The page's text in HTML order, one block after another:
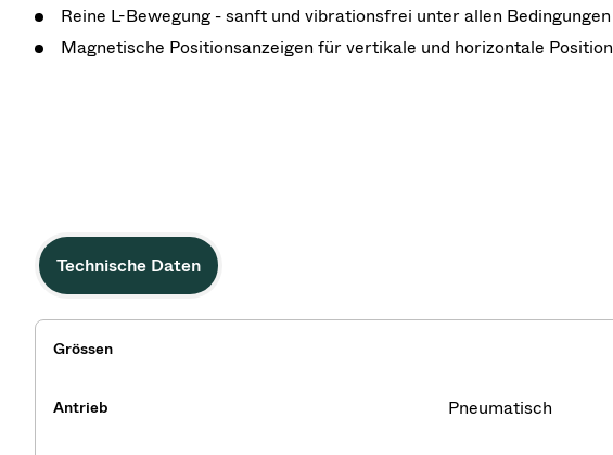
Reine L-Bewegung - sanft und vibrationsfrei unter allen Bedingungen
Magnetische Positionsanzeigen für vertikale und horizontale Position
Technische Daten
Grössen
Antrieb Pneumatisch